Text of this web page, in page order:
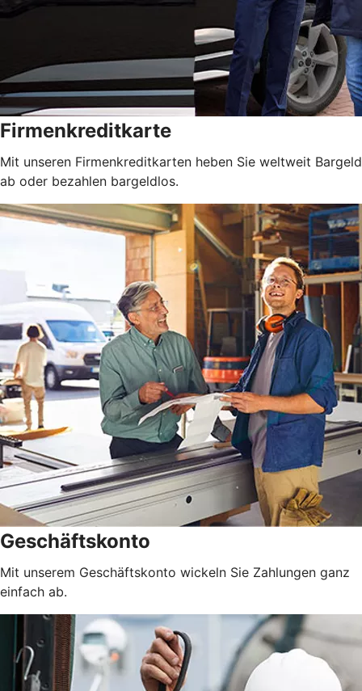
Firmenkreditkarte
Mit unseren Firmenkreditkarten heben Sie weltweit Bargeld
ab oder bezahlen bargeldlos.
Geschäftskonto
Mit unserem Geschäftskonto wickeln Sie Zahlungen ganz
einfach ab.